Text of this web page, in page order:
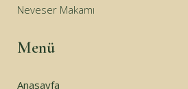
Neveser Makamı
Menü
Anasayfa